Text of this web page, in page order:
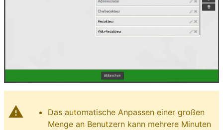
warning
Das automatische Anpassen einer großen
Menge an Benutzern kann mehrere Minuten